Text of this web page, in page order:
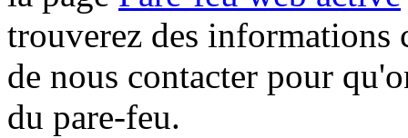
trouverez des informations
de nous contacter pour
du pare-feu.